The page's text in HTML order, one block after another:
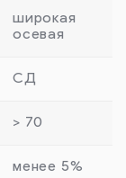
широкая
осевая
СД
> 70
менее 5%